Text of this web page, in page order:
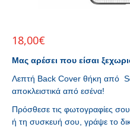
18,00€
Μας αρέσει που είσαι
Λεπτή Back Cover θήκη από
αποκλειστικά από εσένα!
Πρόσθεσε τις φωτογραφίες
ή τη συσκευή σου, γράψε το